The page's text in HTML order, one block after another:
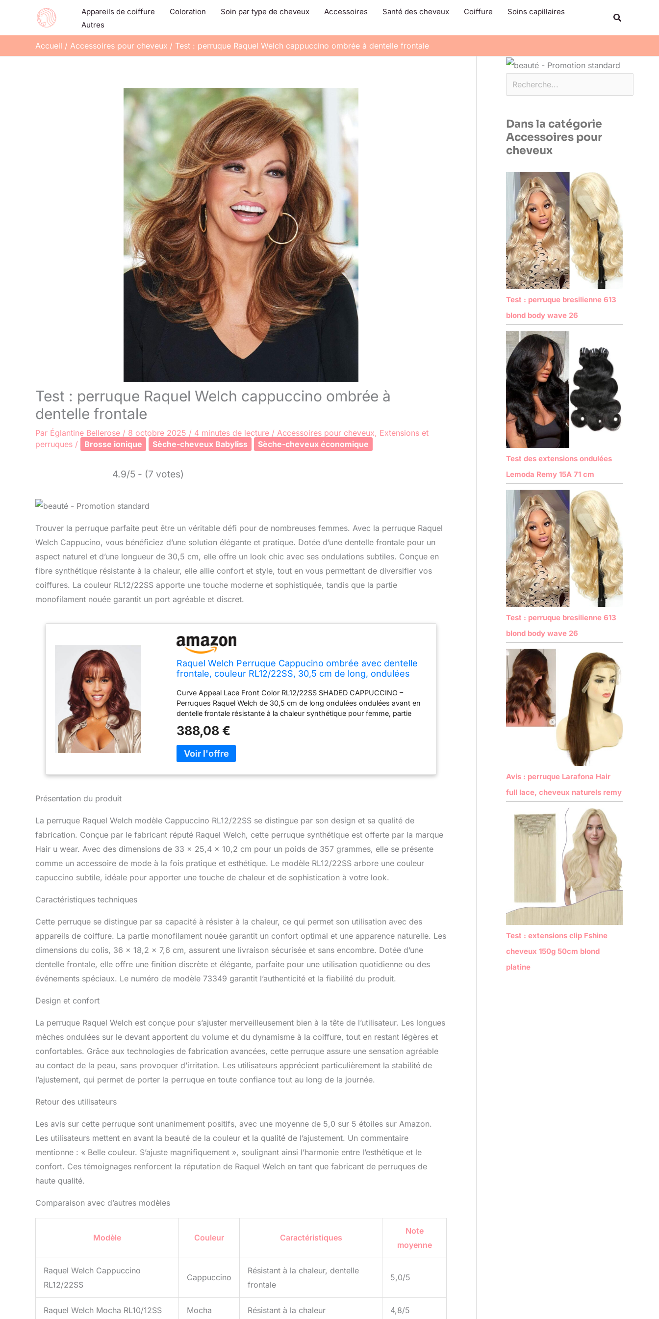
contenu
Appareils de coiffure Coloration Soin par type de cheveux Accessoires Santé des cheveux Coiffure
Soins capillaires
Autres
Accueil Accessoires pour cheveux Test : perruque Raquel Welch cappuccino ombrée à dentelle frontale
Test : perruque Raquel Welch cappuccino ombrée à
dentelle frontale
Par Églantine Bellerose / 8 octobre 2025 / 4 minutes de lecture / Accessoires pour cheveux, Extensions et
perruques / Brosse ionique Sèche-cheveux Babyliss Sèche-cheveux économique
4.9/5 - (7 votes)
Trouver la perruque parfaite peut être un véritable défi pour de nombreuses femmes. Avec la perruque Raquel
Welch Cappucino, vous bénéficiez d’une solution élégante et pratique. Dotée d’une dentelle frontale pour un
aspect naturel et d’une longueur de 30,5 cm, elle offre un look chic avec ses ondulations subtiles. Conçue en
fibre synthétique résistante à la chaleur, elle allie confort et style, tout en vous permettant de diversifier vos
coiffures. La couleur RL12/22SS apporte une touche moderne et sophistiquée, tandis que la partie
monofilament nouée garantit un port agréable et discret.
Raquel Welch Perruque Cappucino ombrée avec dentelle
frontale, couleur RL12/22SS, 30,5 cm de long, ondulées
synthétique, partie monofilament nouée à la
Curve Appeal Lace Front Color RL12/22SS SHADED CAPPUCCINO –
Perruques Raquel Welch de 30,5 cm de long ondulées ondulées avant en
dentelle frontale résistante à la chaleur synthétique pour femme, partie
des cheveux humains et peut être coiffée avec de la chaleur. Ne pas
dépasser 350 degrés. Base Memory Cap II : un matériau plus fin est utilisé
pour créer un ajustement léger, cool et personnalisé. S'adapte à la forme
de votre tête après 1 heure. Le modèle montre RL30/27 RUSTY AUBURN,
mais la liste est pour RL12/22SS SHADED CAPPUCCINO Sheer Indulgence
naturelle des cheveux et est transparente pour se fondre dans tous les
tons de peau Longueur des cheveux – Devant : 10,2 cm | Couronne : 30,5
cm | Côtés : 25,4 cm | Dos : 14 cm | Nuque : 29,2 cm
388,08 €
Présentation du produit
La perruque Raquel Welch modèle Cappuccino RL12/22SS se distingue par son design et sa qualité de
fabrication. Conçue par le fabricant réputé Raquel Welch, cette perruque synthétique est offerte par la marque
Hair u wear. Avec des dimensions de 33 x 25,4 x 10,2 cm pour un poids de 357 grammes, elle se présente
comme un accessoire de mode à la fois pratique et esthétique. Le modèle RL12/22SS arbore une couleur
capuccino subtile, idéale pour apporter une touche de chaleur et de sophistication à votre look.
Caractéristiques techniques
Cette perruque se distingue par sa capacité à résister à la chaleur, ce qui permet son utilisation avec des
appareils de coiffure. La partie monofilament nouée garantit un confort optimal et une apparence naturelle. Les
dimensions du colis, 36 x 18,2 x 7,6 cm, assurent une livraison sécurisée et sans encombre. Dotée d’une
dentelle frontale, elle offre une finition discrète et élégante, parfaite pour une utilisation quotidienne ou des
événements spéciaux. Le numéro de modèle 73349 garantit l’authenticité et la fiabilité du produit.
Design et confort
La perruque Raquel Welch est conçue pour s’ajuster merveilleusement bien à la tête de l’utilisateur. Les longues
mèches ondulées sur le devant apportent du volume et du dynamisme à la coiffure, tout en restant légères et
confortables. Grâce aux technologies de fabrication avancées, cette perruque assure une sensation agréable
au contact de la peau, sans provoquer d’irritation. Les utilisateurs apprécient particulièrement la stabilité de
l’ajustement, qui permet de porter la perruque en toute confiance tout au long de la journée.
Retour des utilisateurs
Les avis sur cette perruque sont unanimement positifs, avec une moyenne de 5,0 sur 5 étoiles sur Amazon.
Les utilisateurs mettent en avant la beauté de la couleur et la qualité de l’ajustement. Un commentaire
mentionne : « Belle couleur. S’ajuste magnifiquement », soulignant ainsi l’harmonie entre l’esthétique et le
confort. Ces témoignages renforcent la réputation de Raquel Welch en tant que fabricant de perruques de
haute qualité.
Comparaison avec d’autres modèles
Modèle Couleur Caractéristiques
Note
moyenne
Raquel Welch Cappuccino
RL12/22SS
Cappuccino
Résistant à la chaleur, dentelle
frontale
5,0/5
Raquel Welch Mocha RL10/12SS Mocha Résistant à la chaleur 4,8/5
Rechercher
Dans la catégorie
Accessoires pour
cheveux
Test : perruque bresilienne 613
blond body wave 26
Test des extensions ondulées
Lemoda Remy 15A 71 cm
Test : perruque bresilienne 613
blond body wave 26
Avis : perruque Larafona Hair
full lace, cheveux naturels remy
Test : extensions clip Fshine
cheveux 150g 50cm blond
platine